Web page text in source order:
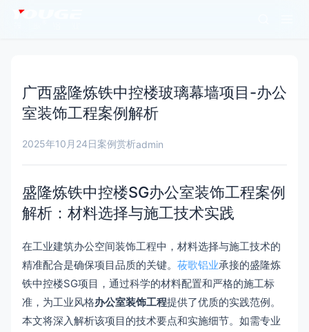
广西盛隆炼铁中控楼玻璃幕墙项目-办公
室装饰工程案例解析
2025年10月24日案例赏析admin
盛隆炼铁中控楼SG办公室装饰工程案例
解析：材料选择与施工技术实践
在工业建筑办公空间装饰工程中，材料选择与施工技术的
精准配合是确保项目品质的关键。 莜歌铝业承接的盛隆炼
铁中控楼SG项目，通过科学的材料配置和严格的施工标
准，为工业风格办公室装饰工程提供了优质的实践范例。
本文将深入解析该项目的技术要点和实施细节。如需专业